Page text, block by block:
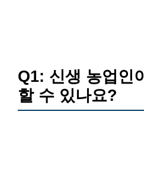
Q1: 신생 농업인
할 수 있나요?